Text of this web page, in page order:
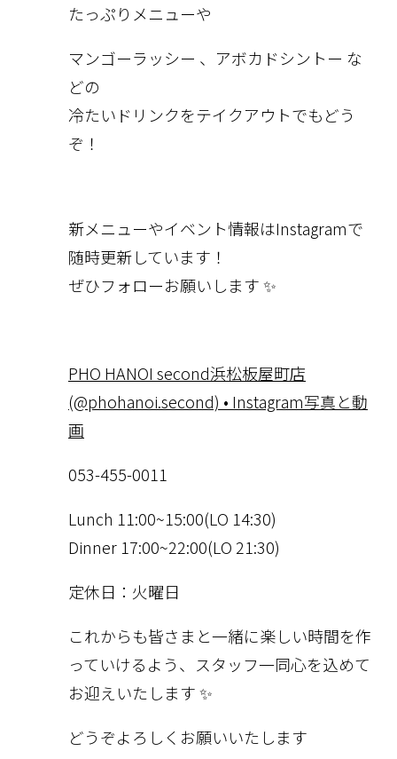
たっぷりメニューや
マンゴーラッシー 、 アボカドシントー な
どの
冷たいドリンクをテイクアウトでもどう
ぞ！
新メニューやイベント情報はInstagramで
随時更新しています！
ぜひフォローお願いします ✨
PHO HANOI second浜松板屋町店
(@phohanoi.second) • Instagram写真と動
画
053-455-0011
Lunch 11:00~15:00(LO 14:30)
Dinner 17:00~22:00(LO 21:30)
定休日：火曜日
これからも皆さまと一緒に楽しい時間を作
っていけるよう、スタッフ一同心を込めて
お迎えいたします ✨
どうぞよろしくお願いいたします